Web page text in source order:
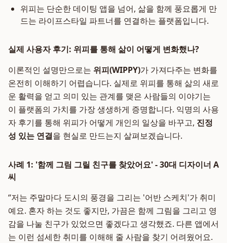
위피는 단순한 데이팅 앱을 넘어, 삶을 함께 풍요롭게 만
드는 라이프스타일 파트너를 연결하는 플랫폼입니다.
실제 사용자 후기: 위피를 통해 삶이 어떻게 변화했나?
이론적인 설명만으로는 위피(WIPPY)가 가져다주는 변화를
온전히 이해하기 어렵습니다. 실제로 위피를 통해 삶의 새로
운 활력을 얻고 의미 있는 관계를 맺은 사람들의 이야기는
이 플랫폼의 가치를 가장 생생하게 증명합니다. 익명의 사용
자 후기를 통해 위피가 어떻게 개인의 일상을 바꾸고, 진정
성 있는 연결을 현실로 만드는지 살펴보겠습니다.
사례 1: '함께 그림 그릴 친구를 찾았어요' - 30대 디자이너 A
씨
“저는 주말마다 도시의 풍경을 그리는 '어반 스케치'가 취미
예요. 혼자 하는 것도 좋지만, 가끔은 함께 그림을 그리고 영
감을 나눌 친구가 있었으면 좋겠다고 생각했죠. 다른 앱에서
는 이런 섬세한 취미를 이해해 줄 사람을 찾기 어려웠어요.